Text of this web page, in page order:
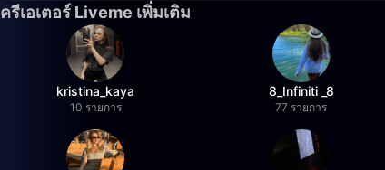
ครีเอเตอร์ Liveme เพิ่มเติม
kristina_kaya
10 รายการ
8_Infiniti _8
77 รายการ